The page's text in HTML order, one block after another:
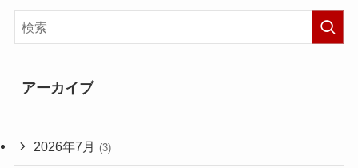
アーカイブ
2026年7月 (3)